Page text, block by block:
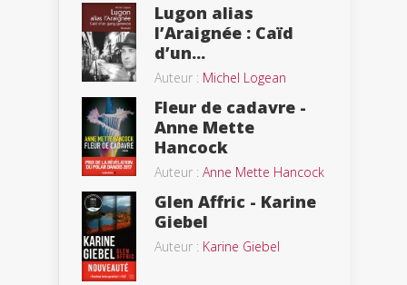
Lugon alias
l’Araignée : Caïd
d’un...
Auteur : Michel Logean
Fleur de cadavre -
Anne Mette
Hancock
Auteur : Anne Mette Hancock
Glen Affric - Karine
Giebel
Auteur : Karine Giebel